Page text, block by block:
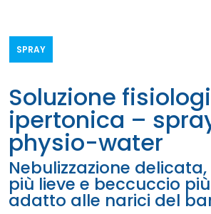
SPRAY
soluzione fisiologica –
ipertonica –
physio-water
Nebulizzazione
più lieve e beccuccio
adatto alle narici del